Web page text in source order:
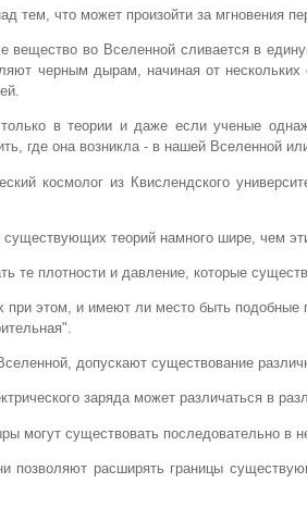
тем, что может произойти за мгновения
вещество во Вселенной сливается в
черным дырам, начиная от
в теории и даже если ученые
где она возникла - в нашей Вселенной
космолог из Квислендского
теорий намного шире, чем
те плотности и давление, которые
этом, и имеют ли место быть подобные
допускают существование
заряда может различаться в
могут существовать последовательно в
позволяют расширять границы